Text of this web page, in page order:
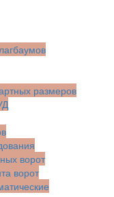
размеров
ворот
ворот